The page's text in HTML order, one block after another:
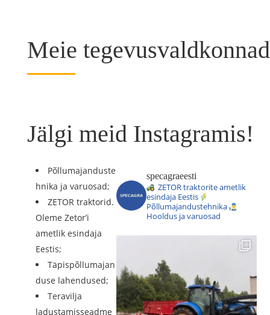
Meie tegevusvaldkonnad
Jälgi meid Instagramis!
Põllumajanduste
hnika ja varuosad;
ZETOR traktorid.
Oleme Zetor’i
ametlik esindaja
Eestis;
Täpispõllumajan
duse lahendused;
Teravilja
ladustamisseadme
specagraeesti
ZETOR traktorite ametlik
esindaja Eestis
Põllumajandustehnika
Hooldus ja varuosad